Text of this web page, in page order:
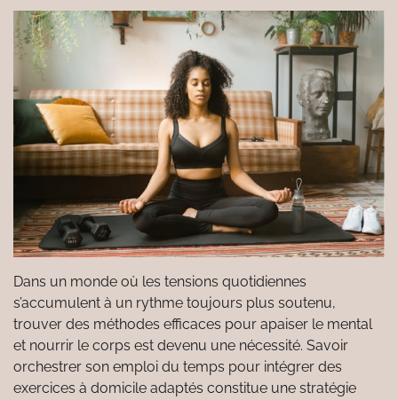
Dans un monde où les tensions quotidiennes
s’accumulent à un rythme toujours plus soutenu,
trouver des méthodes efficaces pour apaiser le mental
et nourrir le corps est devenu une nécessité. Savoir
orchestrer son emploi du temps pour intégrer des
exercices à domicile adaptés constitue une stratégie